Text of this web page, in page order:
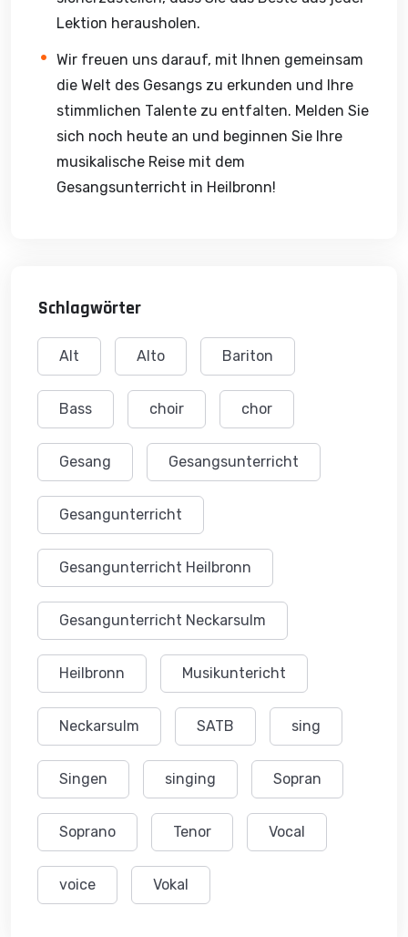
erkunden. Beginnen Sie noch heute Ihre Reise durch
zählt und die Musik lebt!
Lektion herausholen.
Wir freuen uns darauf, mit Ihnen gemeinsam
die Welt des Gesangs zu erkunden und Ihre
stimmlichen Talente zu entfalten. Melden Sie
sich noch heute an und beginnen Sie Ihre
musikalische Reise mit dem
Gesangsunterricht in Heilbronn!
Schlagwörter
Alt Alto Bariton
Bass choir chor
Gesang Gesangsunterricht
Gesangunterricht
Gesangunterricht Heilbronn
Gesangunterricht Neckarsulm
Heilbronn Musikuntericht
Neckarsulm SATB sing
Singen singing Sopran
Soprano Tenor Vocal
voice Vokal